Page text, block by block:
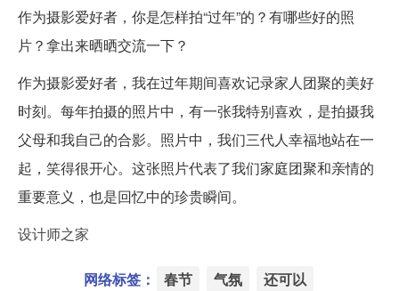
作为摄影爱好者，你是怎样拍“过年”的？有哪些好的照
片？拿出来晒晒交流一下？
作为摄影爱好者，我在过年期间喜欢记录家人团聚的美好
时刻。每年拍摄的照片中，有一张我特别喜欢，是拍摄我
父母和我自己的合影。照片中，我们三代人幸福地站在一
起，笑得很开心。这张照片代表了我们家庭团聚和亲情的
重要意义，也是回忆中的珍贵瞬间。
设计师之家
网络标签： 春节 气氛 还可以